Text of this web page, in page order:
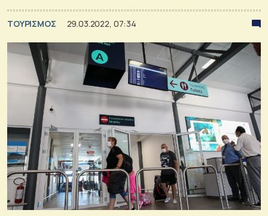
ΤΟΥΡΙΣΜΟΣ 29.03.2022, 07:34